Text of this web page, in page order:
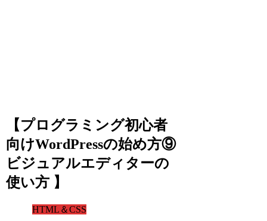
【プログラミング初心者
向けWordPressの始め方⑨
ビジュアルエディターの
使い方 】
HTML＆CSS